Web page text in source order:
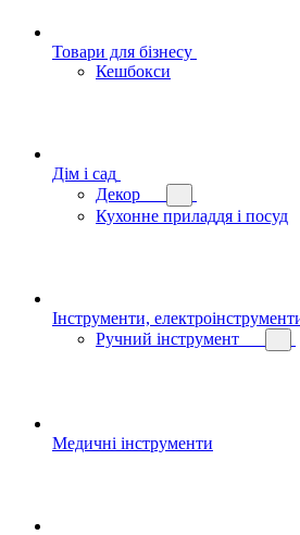
Товари для бізнесу
Кешбокси
Дім і сад
Декор
Кухонне приладдя і посуд
Інструменти,
Ручний інструмент
Медичні інструменти